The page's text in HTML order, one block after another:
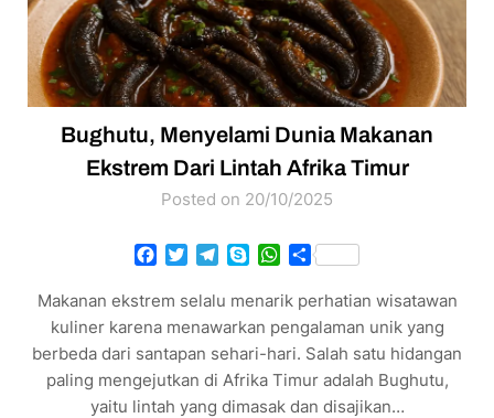
Bughutu, Menyelami Dunia Makanan
Ekstrem Dari Lintah Afrika Timur
Posted on 20/10/2025
Facebook
TwitterTelegram
SkypeWhatsApp
Share
Makanan ekstrem selalu menarik perhatian wisatawan
kuliner karena menawarkan pengalaman unik yang
berbeda dari santapan sehari-hari. Salah satu hidangan
paling mengejutkan di Afrika Timur adalah Bughutu,
yaitu lintah yang dimasak dan disajikan…